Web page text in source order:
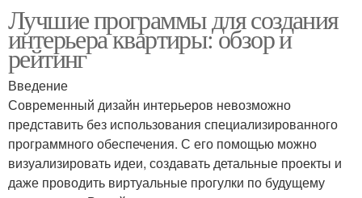
Лучшие программы для создания
интерьера квартиры: обзор и
рейтинг
Введение
Современный дизайн интерьеров невозможно
представить без использования специализированного
программного обеспечения. С его помощью можно
визуализировать идеи, создавать детальные проекты и
даже проводить виртуальные прогулки по будущему